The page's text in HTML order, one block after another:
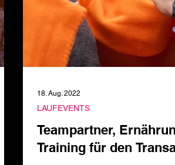
Teampartner,
Training für den
LAUFEVENTS
18. Aug. 2022